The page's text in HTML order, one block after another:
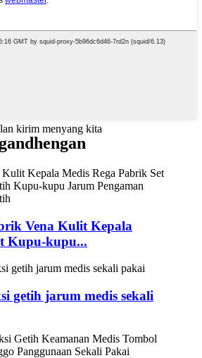
kirim menyang kita
Vena Kulit Kepala
Kupu-kupu...
getih jarum medis sekali